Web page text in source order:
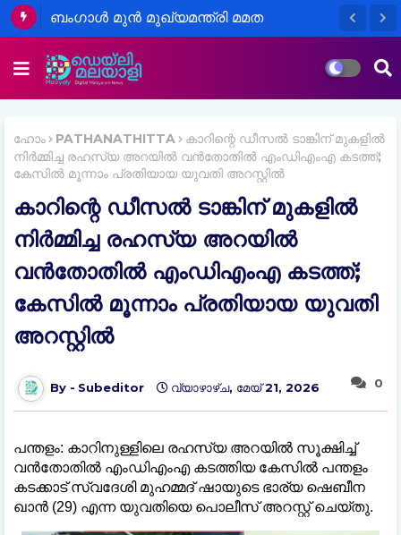
ബംഗാൾ മുന്‍ മുഖ്യമന്ത്രി മമത
നേരെ ആക്രമണം
ഹോം PATHANATHITTA
കാറിന്റെ ഡീസല്‍ ടാങ്കിന് മുകളില്‍
നിര്‍മ്മിച്ച രഹസ്യ അറയില്‍ വൻതോതില്‍ എംഡിഎംഎ കടത്ത്;
കേസില്‍ മൂന്നാം പ്രതിയായ യുവതി അറസ്റ്റില്‍
കാറിന്റെ ഡീസല്‍ ടാങ്കിന് മുകളില്‍
നിര്‍മ്മിച്ച രഹസ്യ അറയില്‍
വൻതോതില്‍ എംഡിഎംഎ കടത്ത്;
കേസില്‍ മൂന്നാം പ്രതിയായ യുവതി
അറസ്റ്റില്‍
0
Subeditor വ്യാഴാഴ്‌ച, മേയ് 21, 2026
പന്തളം: കാറിനുള്ളിലെ രഹസ്യ അറയില്‍ സൂക്ഷിച്ച്‌
വൻതോതില്‍ എംഡിഎംഎ കടത്തിയ കേസില്‍ പന്തളം
കടക്കാട് സ്വദേശി മുഹമ്മദ് ഷായുടെ ഭാര്യ ഷെബീന
ഖാൻ (29) എന്ന യുവതിയെ പൊലീസ് അറസ്റ്റ് ചെയ്തു.